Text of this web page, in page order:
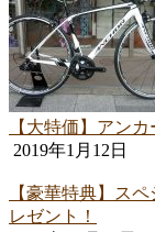
【大特価】アン
2019年1月12日
【豪華特典】ス
レゼント！